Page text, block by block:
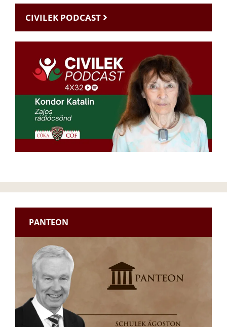
CIVILEK PODCAST
PANTEON